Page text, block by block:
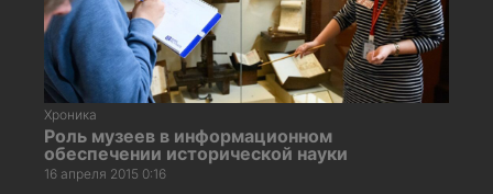
Хроника
Роль музеев в информационном
обеспечении исторической науки
16 апреля 2015 0:16